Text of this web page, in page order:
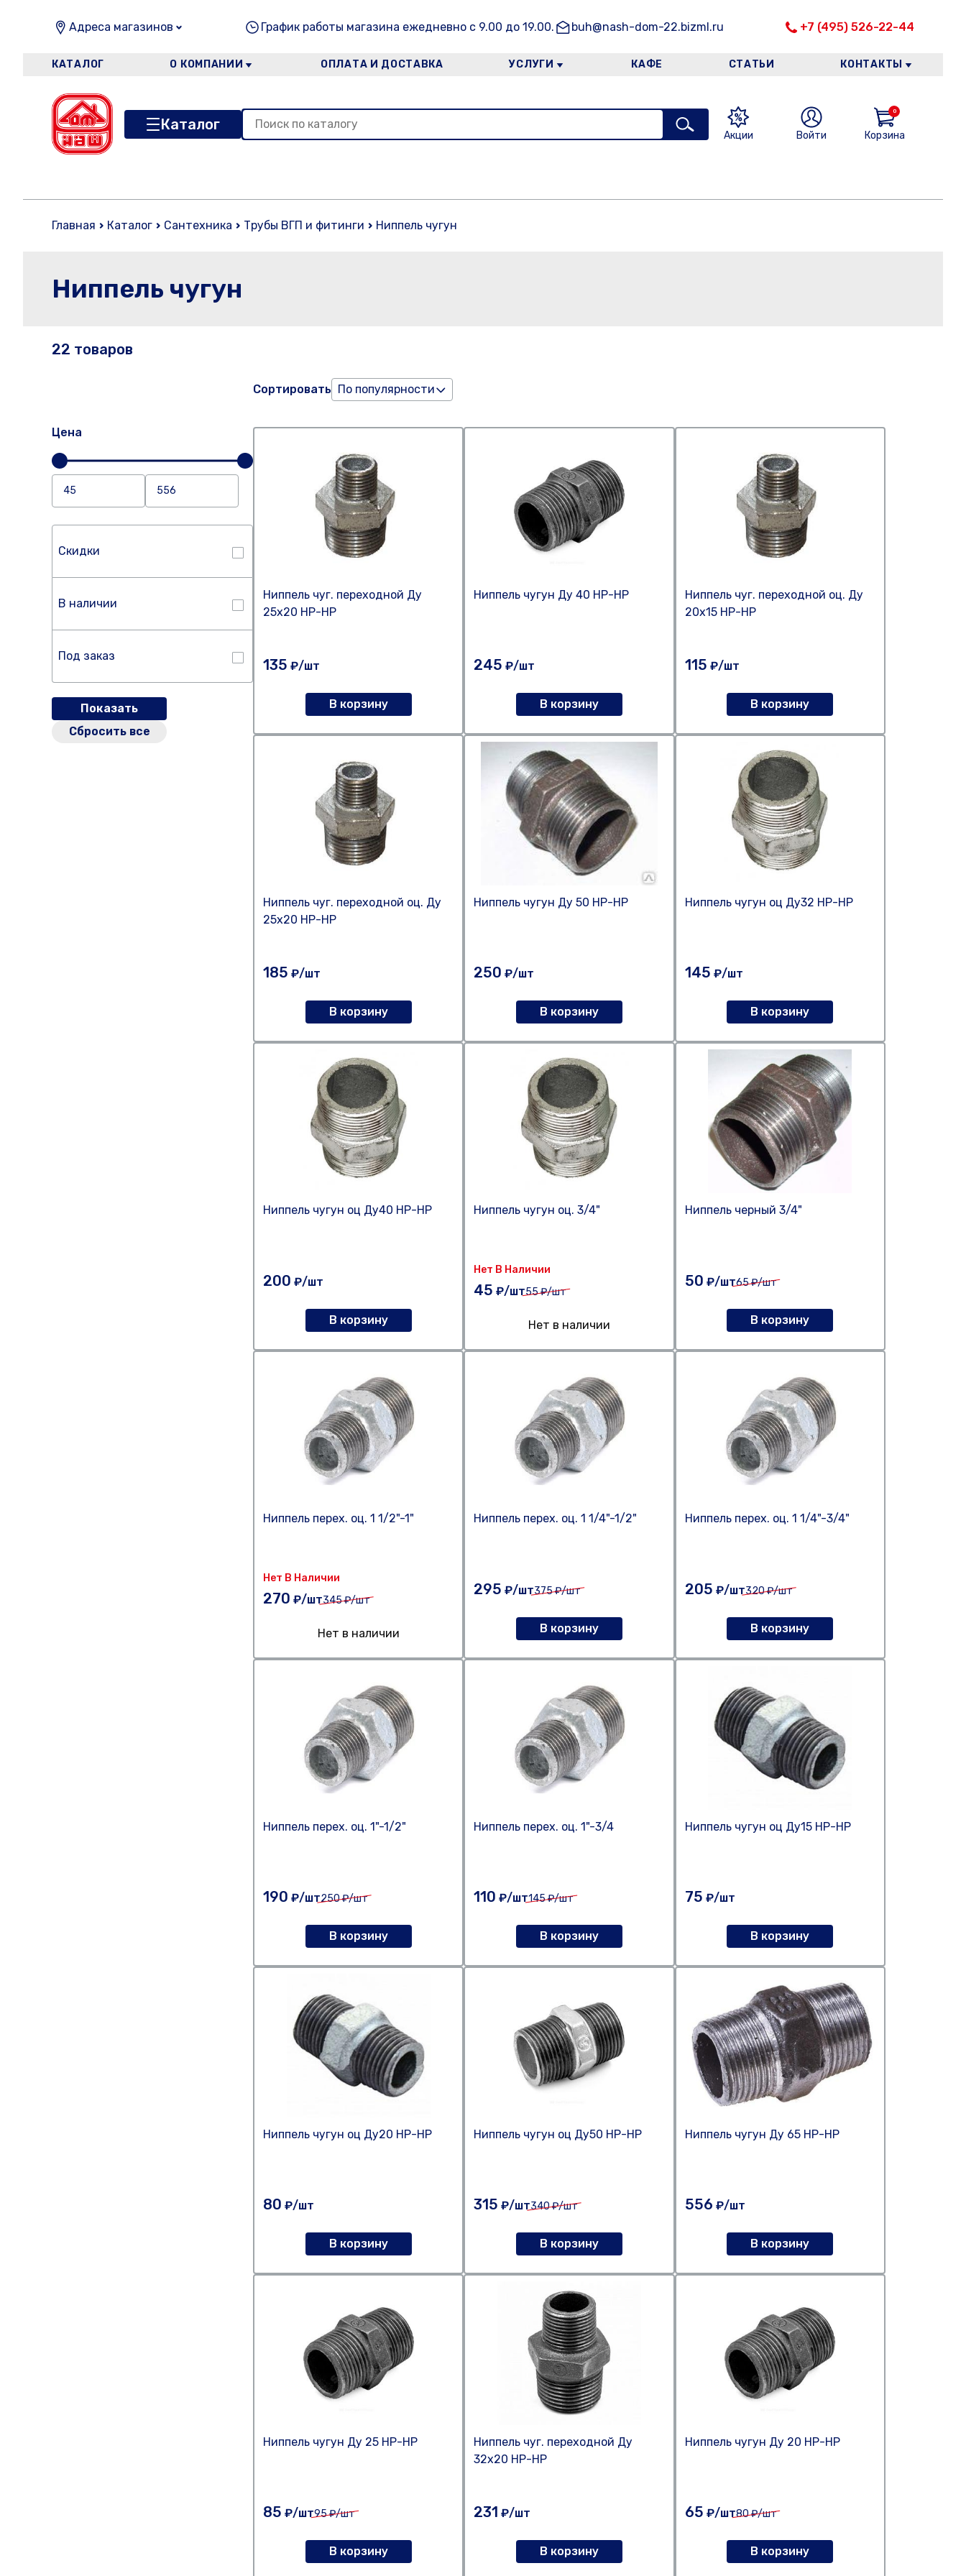
Адреса магазинов График работы магазина ежедневно с 9.00 до 19.00. buh@nash-dom-22.bizml.ru +7 (495) 526-22-44
КАТАЛОГ О КОМПАНИИ ОПЛАТА И ДОСТАВКА УСЛУГИ КАФЕ СТАТЬИ КОНТАКТЫ
Каталог
Акции Войти Корзина
0
Главная Каталог Сантехника Трубы ВГП и фитинги Ниппель чугун
Ниппель чугун
22 товаров
Цена
Скидки
В наличии
Под заказ
Показать
Сбросить все
Сортировать По популярности
Ниппель чуг. переходной Ду
25х20 НР-НР
135 ₽/шт
В корзину
Ниппель чугун Ду 40 НР-НР
245 ₽/шт
В корзину
Ниппель чуг. переходной оц. Ду
20х15 НР-НР
115 ₽/шт
В корзину
Ниппель чуг. переходной оц. Ду
25х20 НР-НР
185 ₽/шт
В корзину
Ниппель чугун Ду 50 НР-НР
250 ₽/шт
В корзину
Ниппель чугун оц Ду32 НР-НР
145 ₽/шт
В корзину
Ниппель чугун оц Ду40 НР-НР
200 ₽/шт
В корзину
Ниппель чугун оц. 3/4"
Нет В Наличии
45 ₽/шт55₽/шт
Нет в наличии
Ниппель черный 3/4"
50 ₽/шт65₽/шт
В корзину
Ниппель перех. оц. 1 1/2"-1"
Нет В Наличии
270 ₽/шт345₽/шт
Нет в наличии
Ниппель перех. оц. 1 1/4"-1/2"
295 ₽/шт375₽/шт
В корзину
Ниппель перех. оц. 1 1/4"-3/4"
205 ₽/шт320₽/шт
В корзину
Ниппель перех. оц. 1"-1/2"
190 ₽/шт250₽/шт
В корзину
Ниппель перех. оц. 1"-3/4
110 ₽/шт145₽/шт
В корзину
Ниппель чугун оц Ду15 НР-НР
75 ₽/шт
В корзину
Ниппель чугун оц Ду20 НР-НР
80 ₽/шт
В корзину
Ниппель чугун оц Ду50 НР-НР
315 ₽/шт340₽/шт
В корзину
Ниппель чугун Ду 65 НР-НР
556 ₽/шт
В корзину
Ниппель чугун Ду 25 НР-НР
85 ₽/шт95₽/шт
В корзину
Ниппель чуг. переходной Ду
32х20 НР-НР
231 ₽/шт
В корзину
Ниппель чугун Ду 20 НР-НР
65 ₽/шт80₽/шт
В корзину